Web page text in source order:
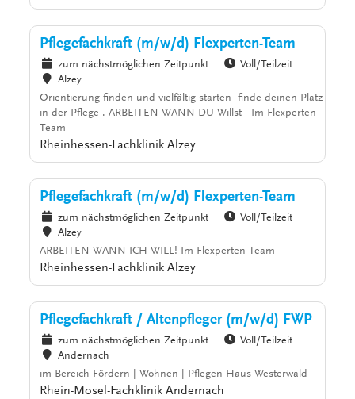
Pflegefachkraft (m/w/d) Flexperten-Team
zum nächstmöglichen Zeitpunkt
Voll/Teilzeit
Alzey
Orientierung finden und vielfältig starten- finde deinen Platz
in der Pflege . ARBEITEN WANN DU Willst - Im Flexperten-
Team
Rheinhessen-Fachklinik Alzey
Pflegefachkraft (m/w/d) Flexperten-Team
zum nächstmöglichen Zeitpunkt
Voll/Teilzeit
Alzey
ARBEITEN WANN ICH WILL! Im Flexperten-Team
Rheinhessen-Fachklinik Alzey
Pflegefachkraft / Altenpfleger (m/w/d) FWP
zum nächstmöglichen Zeitpunkt
Voll/Teilzeit
Andernach
im Bereich Fördern | Wohnen | Pflegen Haus Westerwald
Rhein-Mosel-Fachklinik Andernach